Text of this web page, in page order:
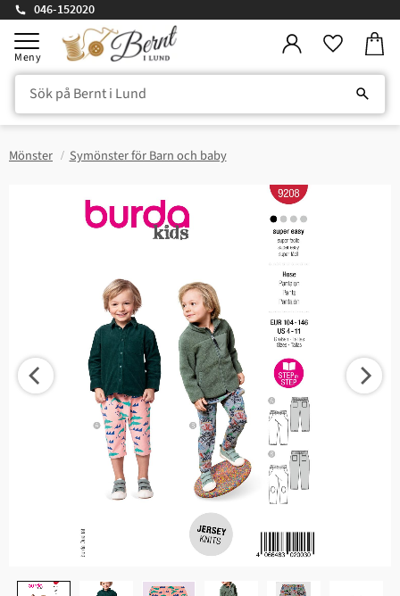
Meny
046-152020
Mönster Symönster för Barn och baby